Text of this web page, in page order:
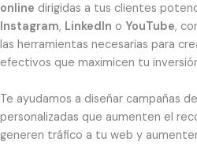
online dirigidas a tus clientes
Instagram, LinkedIn o YouTube,
las herramientas necesarias para
efectivos que maximicen tu
Te ayudamos a diseñar campañas de
personalizadas que aumenten el
generen tráfico a tu web y